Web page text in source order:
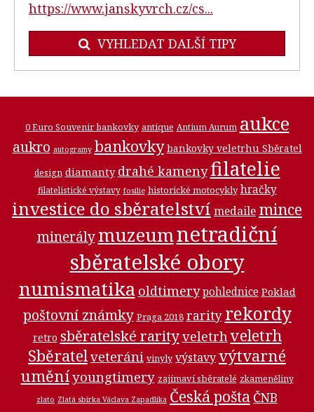
https://www.janskyvrch.cz/cs...
VYHLEDAT DALŠÍ TIPY
0 Euro Souvenir bankovky antique Antium Aurum aukce
aukro autogramy bankovky bankovky veletrhu Sběratel
design diamanty drahé kamenyfilatelie
filatelistické výstavy fosilie historické motocykly hračky
investice do sběratelství medaile mince
minerálymuzeumnetradiční
sběratelské obory
numismatika oldtimery pohlednice Poklad
poštovní známky Praga 2018 rarity rekordy
retro sběratelské rarityveletrhveletrh
Sběratelveteráni vinyly výstavyvýtvarné
uměníyoungtimery zajímaví sběratelé zkameněliny
zlato Zlatá sbírka Václava Zapadlíka Česká pošta ČNB